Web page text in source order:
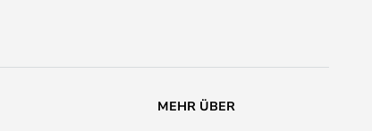
MEHR ÜBER